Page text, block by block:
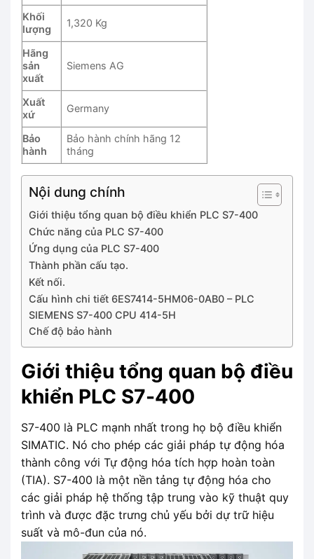
Khối
lượng
1,320 Kg
Hãng
sản
xuất
Siemens AG
Xuất
xứ
Germany
Bảo
hành
Bảo hành chính hãng 12
tháng
Nội dung chính
Giới thiệu tổng quan bộ điều khiển PLC S7-400
Chức năng của PLC S7-400
Ứng dụng của PLC S7-400
Thành phần cấu tạo.
Kết nối.
Cấu hình chi tiết 6ES7414-5HM06-0AB0 – PLC
SIEMENS S7-400 CPU 414-5H
Chế độ bảo hành
Giới thiệu tổng quan bộ điều
khiển PLC S7-400
S7-400 là PLC mạnh nhất trong họ bộ điều khiển
SIMATIC. Nó cho phép các giải pháp tự động hóa
thành công với Tự động hóa tích hợp hoàn toàn
(TIA). S7-400 là một nền tảng tự động hóa cho
các giải pháp hệ thống tập trung vào kỹ thuật quy
trình và được đặc trưng chủ yếu bởi dự trữ hiệu
suất và mô-đun của nó.